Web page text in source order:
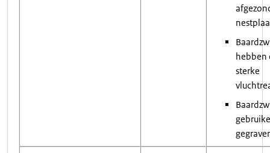
hebben
sterke